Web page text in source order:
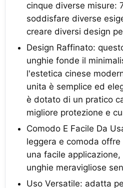
cinque diverse misure:
soddisfare diverse
creare diversi design
Design Raffinato:
unghie fonde il
l'estetica cinese
unita è semplice ed
è dotato di un pratico
migliore protezione e
Comodo E Facile Da
leggera e comoda
una facile
unghie meravigliose
Uso Versatile: adatta